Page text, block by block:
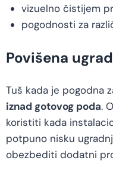
vizuelno čistijem
pogodnosti za
Povišena
Tuš kada je pogodna
iznad gotovog poda.
koristiti kada
potpuno nisku
obezbediti dodatni